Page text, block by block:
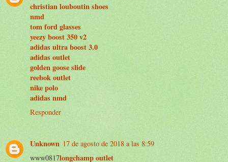
christian louboutin shoes
nmd
tom ford glasses
yeezy boost 350 v2
adidas ultra boost 3.0
adidas outlet
golden goose slide
reebok outlet
nike polo
adidas nmd
Responder
Unknown 17 de agosto de 2018 a las 8:59
www0817longchamp outlet